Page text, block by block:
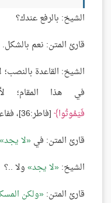
الشيخ: بالرفع عندك؟
قارئ المتن: نعم بالشكل.
الشيخ: القاعدة
في هذا المقام؛
فَيَمُوتُوا [فاطر:36]، ففاء السببية يكون ما بعدها منصوبًا .....
قارئ المتن: في لا يجد
الشيخ: لا يجد ولا ..؟
قارئ المتن: ولكن